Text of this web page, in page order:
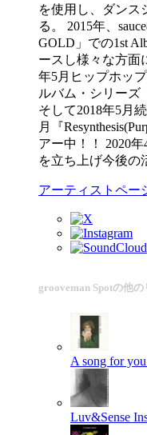
を使用し、ダンス
る。 2015年、
GOLD」での1st
ースし様々な方面
年5月ヒップホッ
ルバム・シリーズ
そして2018年5月
月『
アー中！！ 2020年
を立ち上げ今後の
アーティストペー
grooveman Spotの他の
A song for you
Luv&Sense